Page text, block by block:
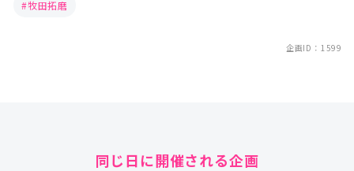
牧田拓磨
企画ID：1599
同じ日に開催される企画